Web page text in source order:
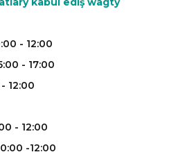
- 12:00
- 17:00
12:00
- 12:00
-12:00